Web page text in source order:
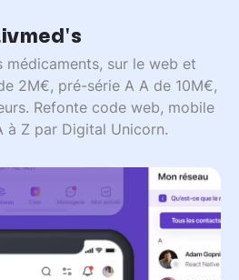
médicaments, sur le web et
2M€, pré-série A A de 10M€,
Refonte code web, mobile
à Z par Digital Unicorn.